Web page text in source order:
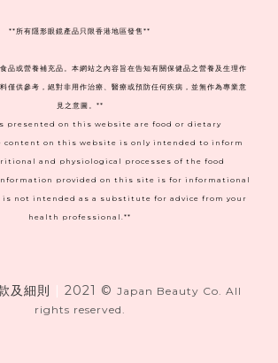
** 所有隱形眼鏡產品只限香港地區發售**
品或營養補充品。本網站之內容旨在告知有關保健品之營養及生理作
僅供參考，絕對非用作治療、醫療或預防任何疾病，並無作為專業意
見之意圖。**
presented on this website are food or dietary
content on this website is only intended to inform
and physiological processes of the food
provided on this site is for informational
is not intended as a substitute for advice from your
health professional.**
及細則 2021 © Japan Beauty Co. All
rights reserved.